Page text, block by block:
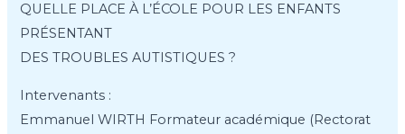
QUELLE PLACE À L’ÉCOLE POUR LES ENFANTS
PRÉSENTANT
DES TROUBLES AUTISTIQUES ?
Intervenants :
Emmanuel WIRTH Formateur académique (Rectorat